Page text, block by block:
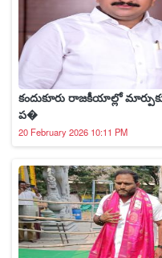
కందుకూరు రాజకీయాల్లో
ప�
20 February 2026 10:11 PM